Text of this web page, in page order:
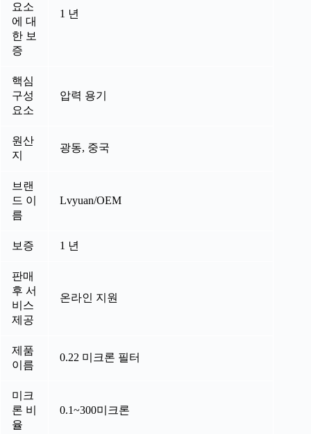
요소
에 대
한 보
증
1 년
핵심
구성
요소
압력 용기
원산
지
광동, 중국
브랜
드 이
름
Lvyuan/OEM
보증 1 년
판매
후 서
비스
제공
온라인 지원
제품
이름
0.22 미크론 필터
미크
론 비
율
0.1~300미크론